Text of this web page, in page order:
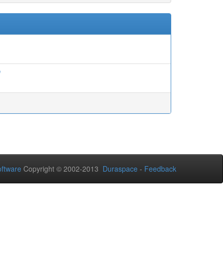
Copyright © 2002-2013 Duraspace - Feedback